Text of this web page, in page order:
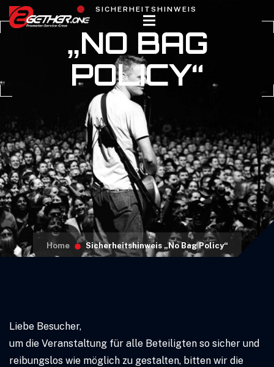
SICHERHEITSHINWEIS
„NO BAG
POLICY“
Home Sicherheitshinweis „No Bag Policy“
Liebe Besucher,
um die Veranstaltung für alle Beteiligten so sicher und
reibungslos wie möglich zu gestalten, bitten wir die